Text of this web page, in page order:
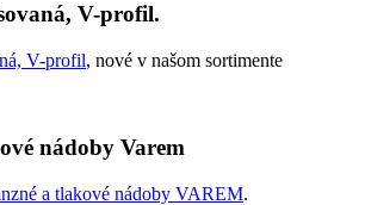
V-profil.
V-profil, nové v našom sortimente
nádoby Varem
a tlakové nádoby VAREM.